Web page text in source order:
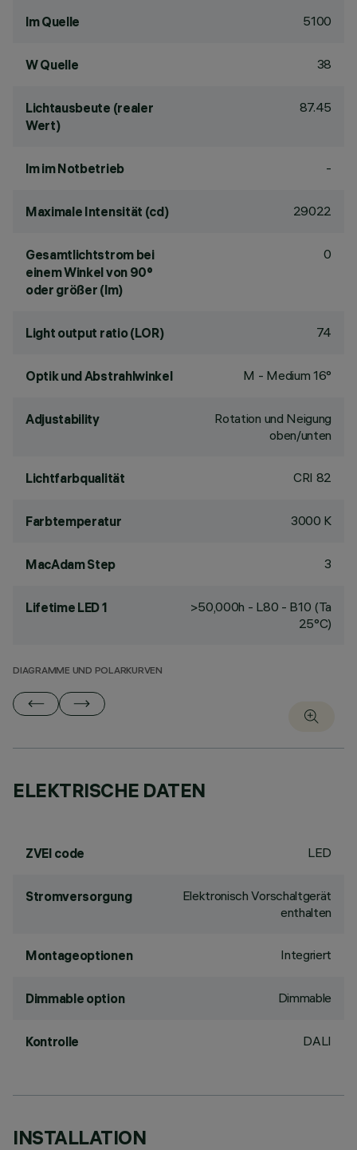
lm Quelle 5100
W Quelle 38
Lichtausbeute (realer
Wert)
87.45
lm im Notbetrieb -
Maximale Intensität (cd) 29022
Gesamtlichtstrom bei
einem Winkel von 90°
oder größer (lm)
0
Light output ratio (LOR) 74
Optik und Abstrahlwinkel M - Medium 16°
Adjustability
Rotation und Neigung
oben/unten
Lichtfarbqualität CRI 82
Farbtemperatur 3000 K
MacAdam Step 3
Lifetime LED 1
>50,000h - L80 - B10 (Ta
25°C)
DIAGRAMME UND POLARKURVEN
ELEKTRISCHE DATEN
ZVEI code LED
Stromversorgung
Elektronisch Vorschaltgerät
enthalten
Montageoptionen Integriert
Dimmable option Dimmable
Kontrolle DALI
INSTALLATION